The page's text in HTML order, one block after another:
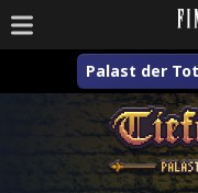
Palast der